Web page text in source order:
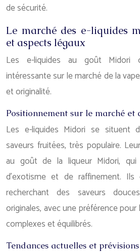
de sécurité.
Le marché des e-liquides
et aspects légaux
Les e-liquides au goût Midori
intéressante sur le marché de la
et originalité.
Positionnement sur le marché et
Les e-liquides Midori se situent
saveurs fruitées, très populaire.
au goût de la liqueur Midori,
d’exotisme et de raffinement.
recherchant des saveurs
originales, avec une préférence
complexes et équilibrés.
Tendances actuelles et prévisions